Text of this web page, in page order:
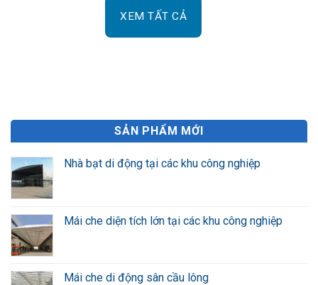
XEM TẤT CẢ
SẢN PHẨM MỚI
Nhà bạt di động tại các khu công nghiệp
Mái che diện tích lớn tại các khu công nghiệp
Mái che di động sân cầu lông